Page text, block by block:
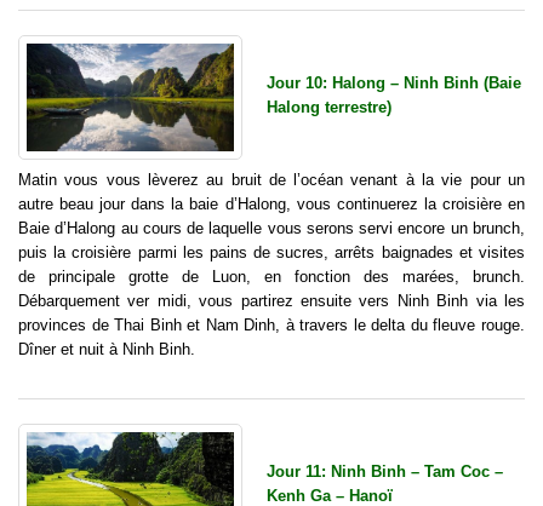
Jour 10: Halong – Ninh Binh (Baie
Halong terrestre)
Matin vous vous lèverez au bruit de l’océan venant à la vie pour un
autre beau jour dans la baie d’Halong, vous continuerez la croisière en
Baie d’Halong au cours de laquelle vous serons servi encore un brunch,
puis la croisière parmi les pains de sucres, arrêts baignades et visites
de principale grotte de Luon, en fonction des marées, brunch.
Débarquement ver midi, vous partirez ensuite vers Ninh Binh via les
provinces de Thai Binh et Nam Dinh, à travers le delta du fleuve rouge.
Dîner et nuit à Ninh Binh.
Jour 11: Ninh Binh – Tam Coc –
Kenh Ga – Hanoï